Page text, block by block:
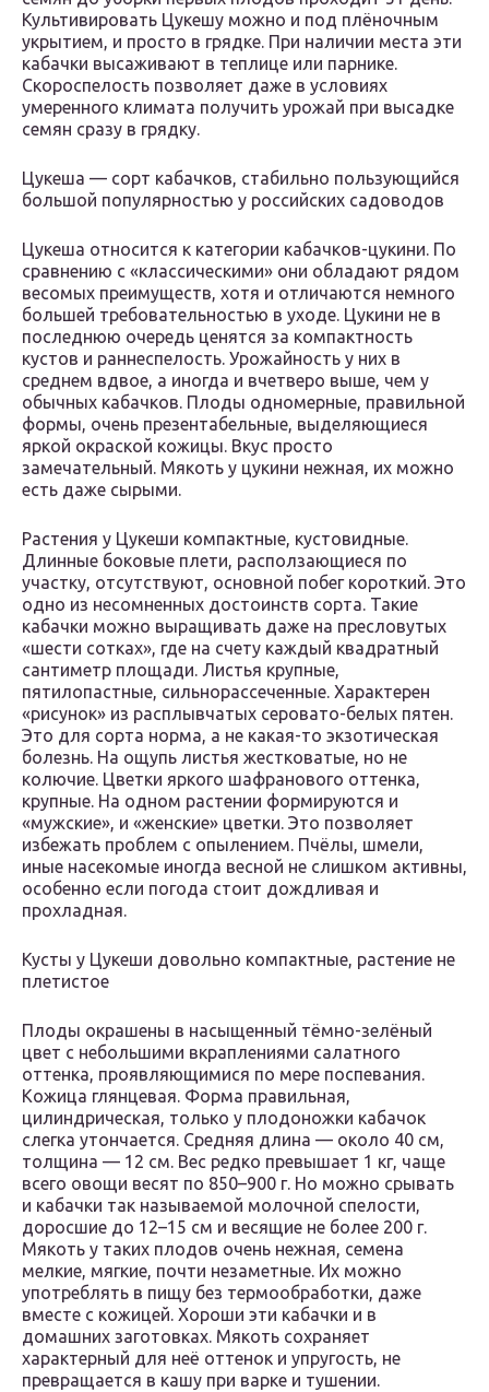
Культивировать Цукешу можно и под плёночным
укрытием, и просто в грядке. При наличии места эти
кабачки высаживают в теплице или парнике.
Скороспелость позволяет даже в условиях
умеренного климата получить урожай при высадке
семян сразу в грядку.
Цукеша — сорт кабачков, стабильно пользующийся
большой популярностью у российских садоводов
Цукеша относится к категории кабачков-цукини. По
сравнению с «классическими» они обладают рядом
весомых преимуществ, хотя и отличаются немного
большей требовательностью в уходе. Цукини не в
последнюю очередь ценятся за компактность
кустов и раннеспелость. Урожайность у них в
среднем вдвое, а иногда и вчетверо выше, чем у
обычных кабачков. Плоды одномерные, правильной
формы, очень презентабельные, выделяющиеся
яркой окраской кожицы. Вкус просто
замечательный. Мякоть у цукини нежная, их можно
есть даже сырыми.
Растения у Цукеши компактные, кустовидные.
Длинные боковые плети, расползающиеся по
участку, отсутствуют, основной побег короткий. Это
одно из несомненных достоинств сорта. Такие
кабачки можно выращивать даже на пресловутых
«шести сотках», где на счету каждый квадратный
сантиметр площади. Листья крупные,
пятилопастные, сильнорассеченные. Характерен
«рисунок» из расплывчатых серовато-белых пятен.
Это для сорта норма, а не какая-то экзотическая
болезнь. На ощупь листья жестковатые, но не
колючие. Цветки яркого шафранового оттенка,
крупные. На одном растении формируются и
«мужские», и «женские» цветки. Это позволяет
избежать проблем с опылением. Пчёлы, шмели,
иные насекомые иногда весной не слишком активны,
особенно если погода стоит дождливая и
прохладная.
Кусты у Цукеши довольно компактные, растение не
плетистое
Плоды окрашены в насыщенный тёмно-зелёный
цвет с небольшими вкраплениями салатного
оттенка, проявляющимися по мере поспевания.
Кожица глянцевая. Форма правильная,
цилиндрическая, только у плодоножки кабачок
слегка утончается. Средняя длина — около 40 см,
толщина — 12 см. Вес редко превышает 1 кг, чаще
всего овощи весят по 850–900 г. Но можно срывать
и кабачки так называемой молочной спелости,
доросшие до 12–15 см и весящие не более 200 г.
Мякоть у таких плодов очень нежная, семена
мелкие, мягкие, почти незаметные. Их можно
употреблять в пищу без термообработки, даже
вместе с кожицей. Хороши эти кабачки и в
домашних заготовках. Мякоть сохраняет
характерный для неё оттенок и упругость, не
превращается в кашу при варке и тушении.